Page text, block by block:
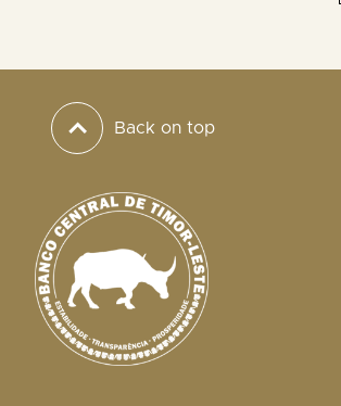
Back on top